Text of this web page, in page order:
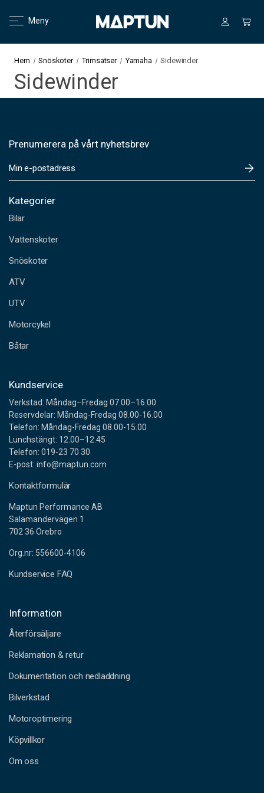
Meny
Hem Snöskoter Trimsatser Yamaha Sidewinder
Sidewinder
Prenumerera på vårt nyhetsbrev
-
o
t
a
r
s
s
Kategorier
Bilar
Vattenskoter
Snöskoter
ATV
UTV
Motorcykel
Båtar
Kundservice
Verkstad: Måndag–Fredag 07.00–16.00
Reservdelar: Måndag-Fredag 08.00-16.00
Telefon: Måndag-Fredag 08.00-15.00
Lunchstängt: 12.00–12.45
Telefon: 019-23 70 30
E-post: info@maptun.com
Kontaktformulär
Maptun Performance AB
Salamandervägen 1
702 36 Örebro
Org.nr: 556600-4106
Kundservice FAQ
Information
Återförsäljare
Reklamation & retur
Dokumentation och nedladdning
Bilverkstad
Motoroptimering
Köpvillkor
Om oss